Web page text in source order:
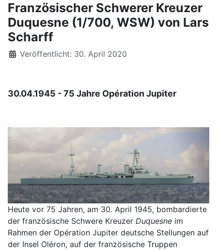
Französischer Schwerer Kreuzer
Duquesne (1/700, WSW) von Lars
Scharff
Details
Veröffentlicht: 30. April 2020
30.04.1945 - 75 Jahre Opération Jupiter
Heute vor 75 Jahren, am 30. April 1945, bombardierte
der französische Schwere Kreuzer Duquesne im
Rahmen der Opération Jupiter deutsche Stellungen auf
der Insel Oléron, auf der französische Truppen